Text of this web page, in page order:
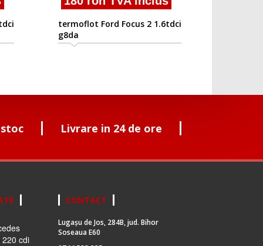
termoflot Ford Focus 2 1.6tdci
g8da
Livrare in 24 de ore
cdi
CONTACT
Lugașu de Jos, 284B, jud. Bihor
Soseaua E60